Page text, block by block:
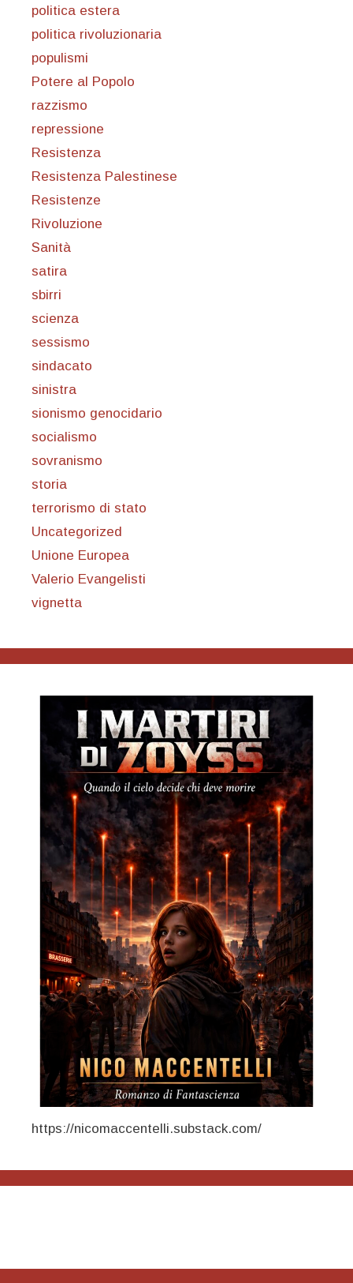
politica estera
politica rivoluzionaria
populismi
Potere al Popolo
razzismo
repressione
Resistenza
Resistenza Palestinese
Resistenze
Rivoluzione
Sanità
satira
sbirri
scienza
sessismo
sindacato
sinistra
sionismo genocidario
socialismo
sovranismo
storia
terrorismo di stato
Uncategorized
Unione Europea
Valerio Evangelisti
vignetta
https://nicomaccentelli.substack.com/